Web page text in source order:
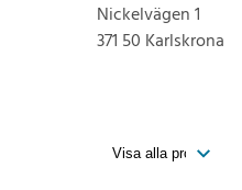
Nickelvägen 1
371 50 Karlskrona